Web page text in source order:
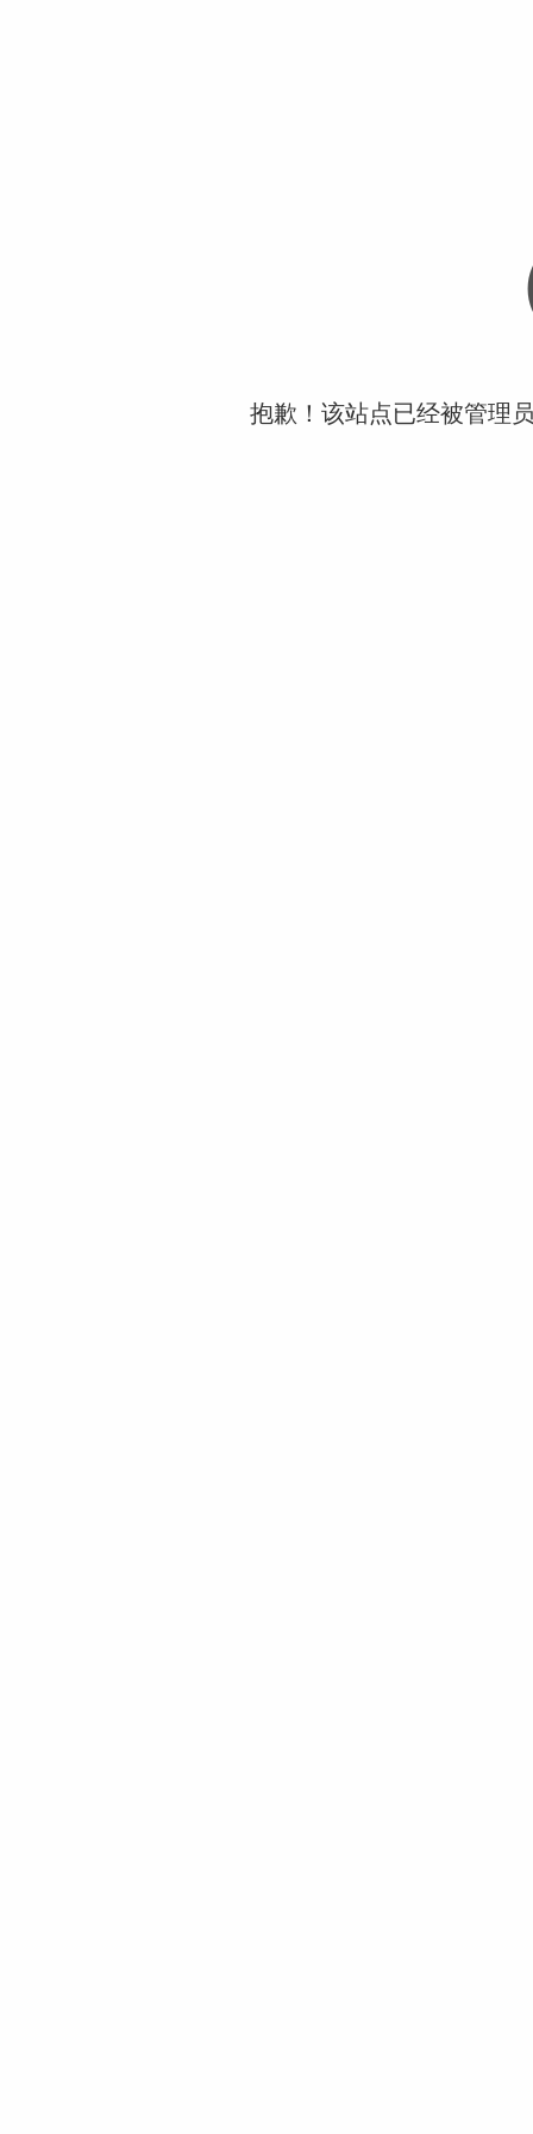
抱歉！该站点已经被管理